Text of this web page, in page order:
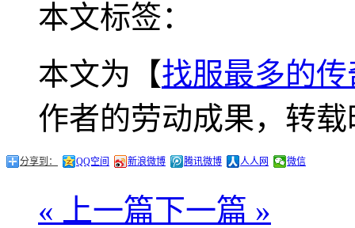
本文标签：
本文为【找服最多的
作者的劳动成果，转
分享到： QQ空间 新浪微博 腾讯微博 人人网 微信
« 上一篇下一篇 »